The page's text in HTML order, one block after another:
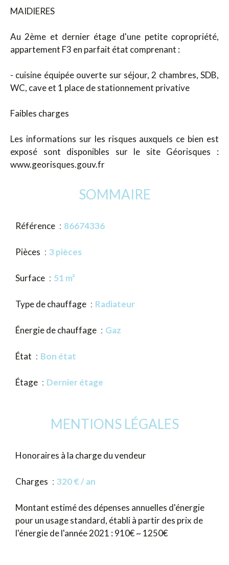
MAIDIERES
Au 2ème et dernier étage d'une petite copropriété,
appartement F3 en parfait état comprenant :
- cuisine équipée ouverte sur séjour, 2 chambres, SDB,
WC, cave et 1 place de stationnement privative
Faibles charges
Les informations sur les risques auxquels ce bien est
exposé sont disponibles sur le site Géorisques :
www.georisques.gouv.fr
SOMMAIRE
Référence 86674336
Pièces 3 pièces
Surface 51 m²
Type de chauffage Radiateur
Énergie de chauffage Gaz
État Bon état
Étage Dernier étage
MENTIONS LÉGALES
Honoraires à la charge du vendeur
Charges 320 € / an
Montant estimé des dépenses annuelles d'énergie
pour un usage standard, établi à partir des prix de
l'énergie de l'année 2021 : 910€ ~ 1250€